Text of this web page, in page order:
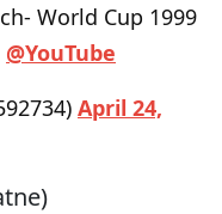
World Cup 1999
@YouTube
April 24,